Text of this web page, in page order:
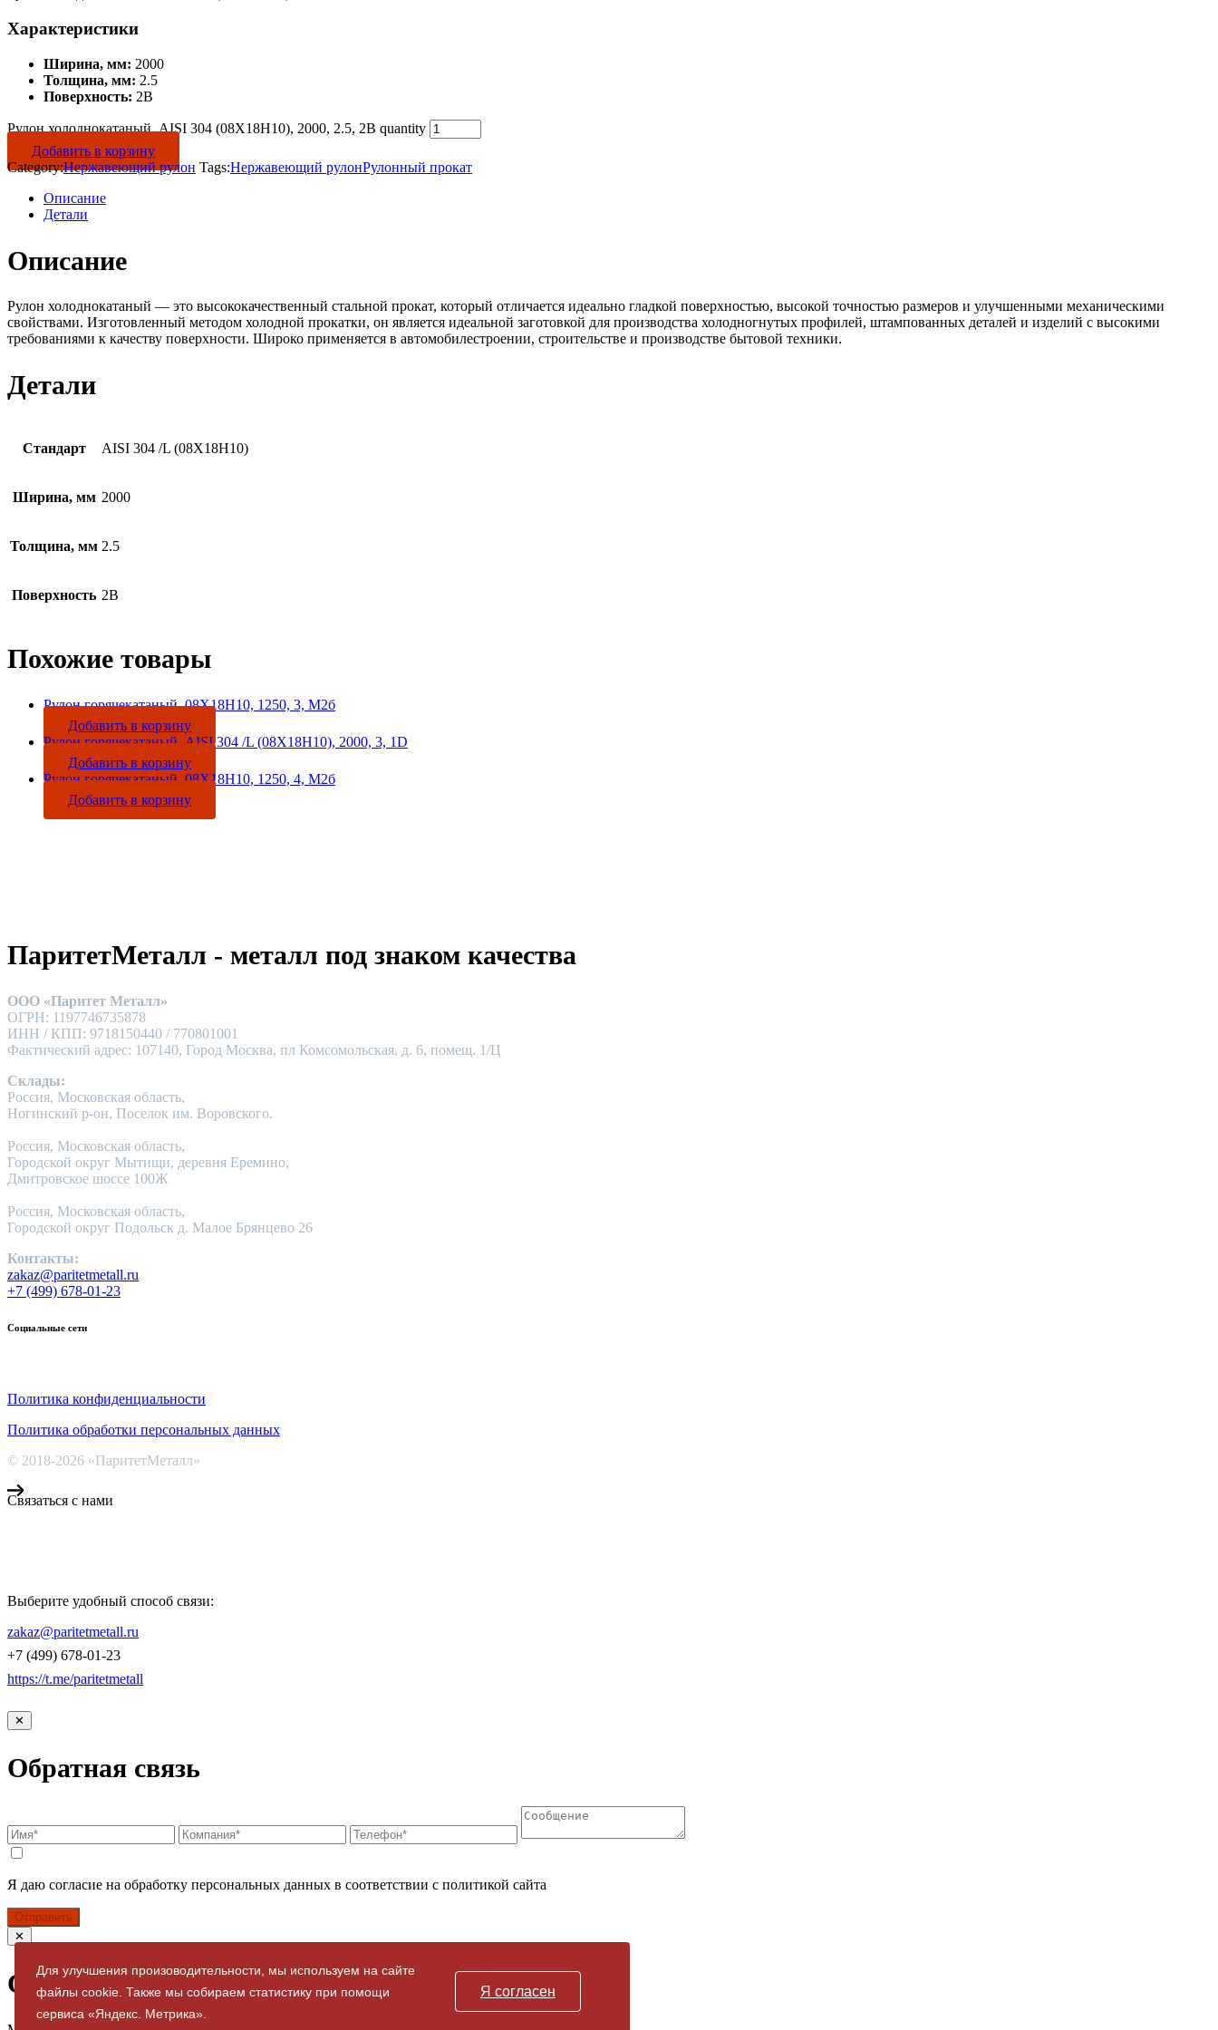
Характеристики
Ширина, мм: 2000
Толщина, мм: 2.5
Поверхность: 2B
Рулон холоднокатаный, AISI 304 (08Х18Н10), 2000, 2.5, 2B quantity
Добавить в корзину
Category:Нержавеющий рулон Tags:Нержавеющий рулонРулонный прокат
Описание
Детали
Описание
Рулон холоднокатаный — это высококачественный стальной прокат, который отличается идеально гладкой поверхностью, высокой точностью размеров и улучшенными механическими
свойствами. Изготовленный методом холодной прокатки, он является идеальной заготовкой для производства холодногнутых профилей, штампованных деталей и изделий с высокими
требованиями к качеству поверхности. Широко применяется в автомобилестроении, строительстве и производстве бытовой техники.
Детали
Стандарт AISI 304 /L (08Х18Н10)
Ширина, мм 2000
Толщина, мм 2.5
Поверхность 2B
Похожие товары
Рулон горячекатаный, 08Х18Н10, 1250, 3, М2б
Добавить в корзину
Рулон горячекатаный, AISI 304 /L (08Х18Н10), 2000, 3, 1D
Добавить в корзину
Рулон горячекатаный, 08Х18Н10, 1250, 4, М2б
Добавить в корзину
ПаритетМеталл - металл под знаком качества
ООО «Паритет Металл»
ОГРН: 1197746735878
ИНН / КПП: 9718150440 / 770801001
Фактический адрес: 107140, Город Москва, пл Комсомольская, д. 6, помещ. 1/Ц
Склады:
Россия, Московская область,
Ногинский р-он, Поселок им. Воровского.
Россия, Московская область,
Городской округ Мытищи, деревня Еремино,
Дмитровское шоссе 100Ж
Россия, Московская область,
Городской округ Подольск д. Малое Брянцево 26
Контакты:
zakaz@paritetmetall.ru
+7 (499) 678-01-23
Социальные сети
Политика конфиденциальности
Политика обработки персональных данных
© 2018-2026 «ПаритетМеталл»
Связаться с нами
Выберите удобный способ связи:
zakaz@paritetmetall.ru
+7 (499) 678-01-23
https://t.me/paritetmetall
Для улучшения произоводительности, мы используем на сайте
файлы cookie. Также мы собираем статистику при помощи
сервиса «Яндекс. Метрика».
Я согласен
✕
Обратная связь
Я даю согласие на обработку персональных данных в соответствии с политикой сайта
Отправить
✕
Спасибо за заявку